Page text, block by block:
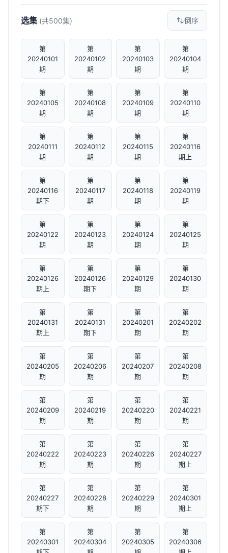
选集 (共500集) 倒序
第
20240101
期
第
20240102
期
第
20240103
期
第
20240104
期
第
20240105
期
第
20240108
期
第
20240109
期
第
20240110
期
第
20240111
期
第
20240112
期
第
20240115
期
第
20240116
期上
第
20240116
期下
第
20240117
期
第
20240118
期
第
20240119
期
第
20240122
期
第
20240123
期
第
20240124
期
第
20240125
期
第
20240126
期上
第
20240126
期下
第
20240129
期
第
20240130
期
第
20240131
期上
第
20240131
期下
第
20240201
期
第
20240202
期
第
20240205
期
第
20240206
期
第
20240207
期
第
20240208
期
第
20240209
期
第
20240219
期
第
20240220
期
第
20240221
期
第
20240222
期
第
20240223
期
第
20240226
期
第
20240227
期上
第
20240227
期下
第
20240228
期
第
20240229
期
第
20240301
期上
第
20240301
第
20240304
第
20240305
第
20240306